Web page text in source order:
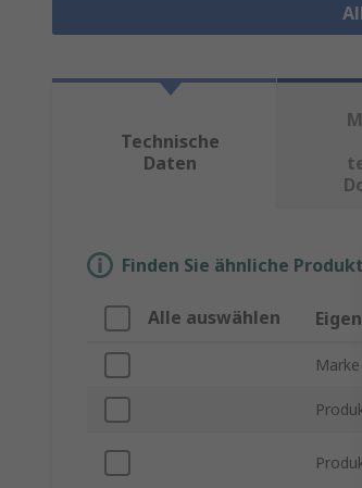
Technische
Daten
Finden Sie ähnliche
Alle auswählen
Marke